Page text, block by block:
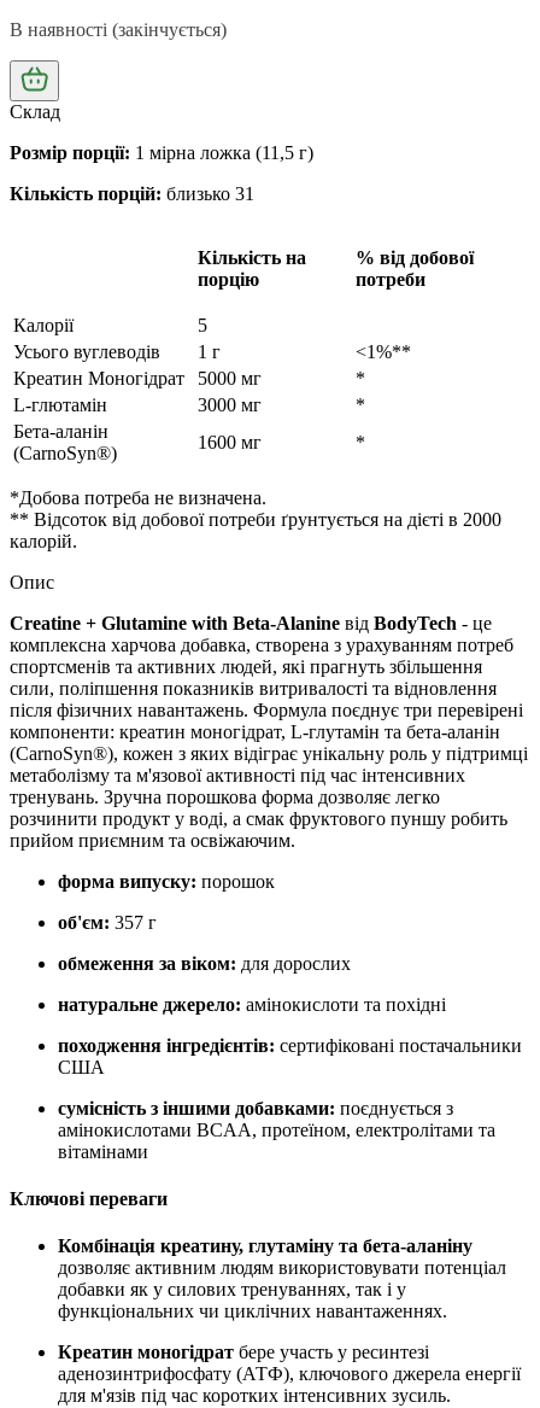
В наявності (закінчується)
Склад
Розмір порції: 1 мірна ложка (11,5 г)
Кількість порцій: близько 31
Кількість на
порцію
% від добової
потреби
Калорії
5
Усього вуглеводів
1 г
<1%**
Креатин Моногідрат
5000 мг
*
L-глютамін
3000 мг
*
Бета-аланін
(CarnoSyn®)
1600 мг *
*Добова потреба не визначена.
** Відсоток від добової потреби ґрунтується на дієті в 2000
калорій.
Опис
Creatine + Glutamine with Beta-Alanine від BodyTech - це
комплексна харчова добавка, створена з урахуванням потреб
спортсменів та активних людей, які прагнуть збільшення
сили, поліпшення показників витривалості та відновлення
після фізичних навантажень. Формула поєднує три перевірені
компоненти: креатин моногідрат, L-глутамін та бета-аланін
(CarnoSyn®), кожен з яких відіграє унікальну роль у підтримці
метаболізму та м'язової активності під час інтенсивних
тренувань. Зручна порошкова форма дозволяє легко
розчинити продукт у воді, а смак фруктового пуншу робить
прийом приємним та освіжаючим.
форма випуску: порошок
об'єм: 357 г
обмеження за віком: для дорослих
натуральне джерело: амінокислоти та похідні
походження інгредієнтів: сертифіковані постачальники
США
сумісність з іншими добавками: поєднується з
амінокислотами BCAA, протеїном, електролітами та
вітамінами
Ключові переваги
Комбінація креатину, глутаміну та бета-аланіну
дозволяє активним людям використовувати потенціал
добавки як у силових тренуваннях, так і у
функціональних чи циклічних навантаженнях.
Креатин моногідрат бере участь у ресинтезі
аденозинтрифосфату (АТФ), ключового джерела енергії
для м'язів під час коротких інтенсивних зусиль.